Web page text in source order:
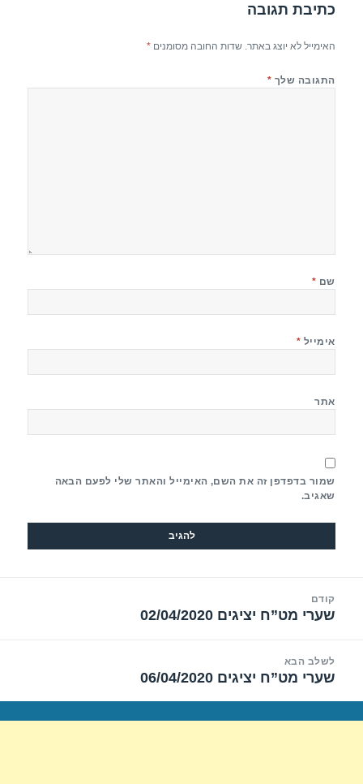
כתיבת תגובה
האימייל לא יוצג באתר. שדות החובה מסומנים*
התגובה שלך *
שם *
אימייל *
אתר
שמור בדפדפן זה את השם, האימייל והאתר שלי לפעם הבאה
שאגיב.
קודם
הפוסט
שערי מט”ח יציגים 02/04/2020
לשלב הבא
הפוסט
שערי מט”ח יציגים 06/04/2020